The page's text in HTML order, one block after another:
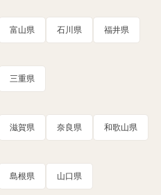
富山県 石川県 福井県
三重県
滋賀県 奈良県 和歌山県
島根県 山口県